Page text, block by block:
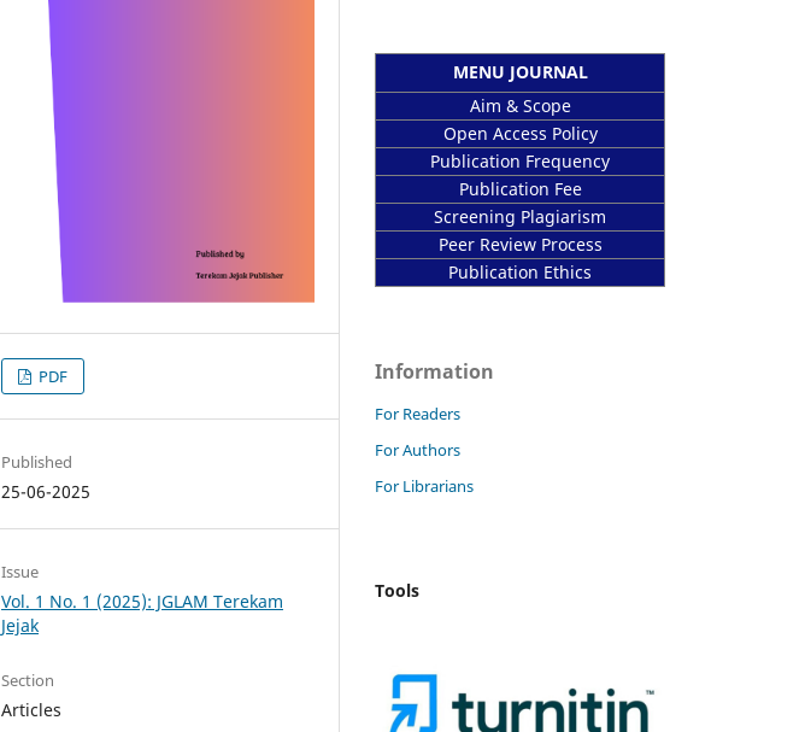
PDF
Published
25-06-2025
Issue
Vol. 1 No. 1 (2025): JGLAM Terekam
Jejak
Section
Articles
MENU JOURNAL
Aim & Scope
Open Access Policy
Publication Frequency
Publication Fee
Screening Plagiarism
Peer Review Process
Publication Ethics
Information
For Readers
For Authors
For Librarians
Tools